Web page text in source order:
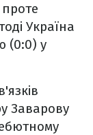
Україна
(0:0) у
Заварову